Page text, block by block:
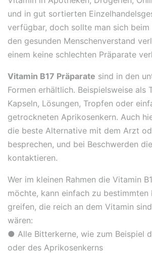
und in gut sortierten
verfügbar, doch sollte man sich beim
den gesunden Menschenverstand
einem keine schlechten Präparate
Vitamin B17 Präparate sind in den
Formen erhältlich. Beispielsweise als
Kapseln, Lösungen, Tropfen oder
getrockneten Aprikosenkern. Auch
die beste Alternative mit dem Arzt
besprechen, und bei Beschwerden
kontaktieren.
Wer im kleinen Rahmen die Vitamin
möchte, kann einfach zu bestimmten
greifen, die reich an dem Vitamin
wären:
● Alle Bitterkerne, wie zum Beispiel
oder des Aprikosenkerns